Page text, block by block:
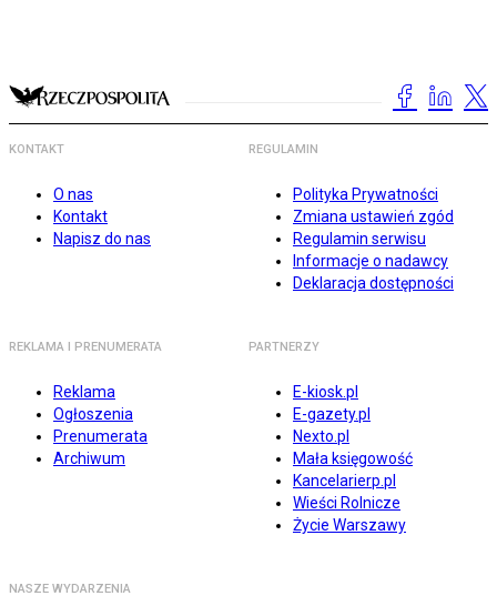
KONTAKT
O nas
Kontakt
Napisz do nas
REGULAMIN
Polityka Prywatności
Zmiana ustawień zgód
Regulamin serwisu
Informacje o nadawcy
Deklaracja dostępności
REKLAMA I PRENUMERATA
Reklama
Ogłoszenia
Prenumerata
Archiwum
PARTNERZY
E-kiosk.pl
E-gazety.pl
Nexto.pl
Mała księgowość
Kancelarierp.pl
Wieści Rolnicze
Życie Warszawy
NASZE WYDARZENIA